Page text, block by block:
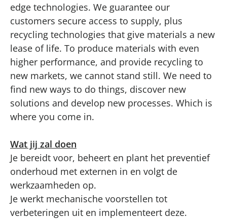
edge technologies. We guarantee our
customers secure access to supply, plus
recycling technologies that give materials a new
lease of life. To produce materials with even
higher performance, and provide recycling to
new markets, we cannot stand still. We need to
find new ways to do things, discover new
solutions and develop new processes. Which is
where you come in.
Wat jij zal doen
Je bereidt voor, beheert en plant het preventief
onderhoud met externen in en volgt de
werkzaamheden op.
Je werkt mechanische voorstellen tot
verbeteringen uit en implementeert deze.